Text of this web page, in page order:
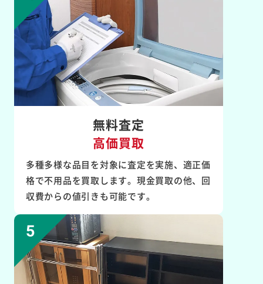
無料査定
高価買取
多種多様な品目を対象に査定を実施、適正価
格で不用品を買取します。現金買取の他、回
収費からの値引きも可能です。